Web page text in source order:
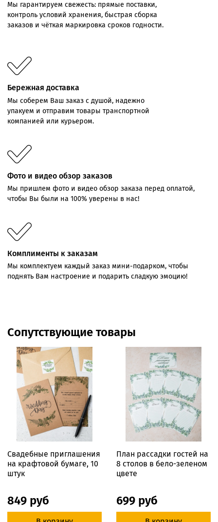
Мы гарантируем свежесть: прямые поставки,
контроль условий хранения, быстрая сборка
заказов и чёткая маркировка сроков годности.
Бережная доставка
Мы соберем Ваш заказ с душой, надежно
упакуем и отправим товары транспортной
компанией или курьером.
Фото и видео обзор заказов
Мы пришлем фото и видео обзор заказа перед оплатой,
чтобы Вы были на 100% уверены в нас!
Комплименты к заказам
Мы комплектуем каждый заказ мини-подарком, чтобы
поднять Вам настроение и подарить сладкую эмоцию!
Сопутствующие товары
Свадебные приглашения
на крафтовой бумаге, 10
штук
849 руб
План рассадки гостей на
8 столов в бело-зеленом
цвете
699 руб